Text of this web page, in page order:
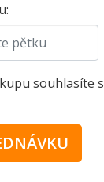
souhlasíte s